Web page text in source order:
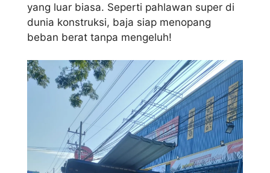
yang luar biasa. Seperti pahlawan super di
dunia konstruksi, baja siap menopang
beban berat tanpa mengeluh!